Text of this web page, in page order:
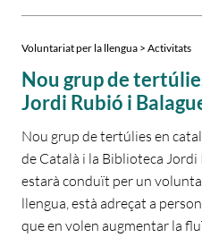
Voluntariat per la llengua > Activitats
Nou grup de
Jordi Rubió i
Nou grup de tertúlies en
de Català i la Biblioteca Jordi
estarà conduït per un
llengua, està adreçat a
que en volen augmentar la